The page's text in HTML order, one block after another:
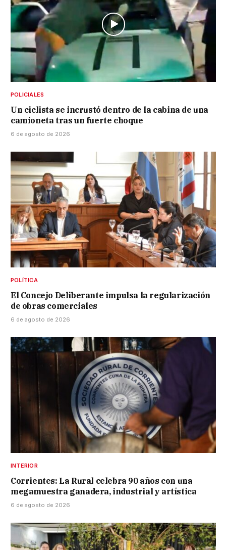
POLICIALES
Un ciclista se incrustó dentro de la cabina de una
camioneta tras un fuerte choque
6 de agosto de 2026
POLÍTICA
El Concejo Deliberante impulsa la regularización
de obras comerciales
6 de agosto de 2026
INTERIOR
Corrientes: La Rural celebra 90 años con una
megamuestra ganadera, industrial y artística
6 de agosto de 2026